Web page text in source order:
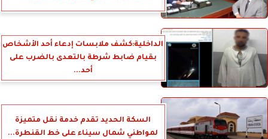
الداخلية:كشف ملابسات إدعاء أحد الأشخاص
بقيام ضابط شرطة بالتعدى بالضرب على
أحد...
السكة الحديد تقدم خدمة نقل متميزة
لمواطني شمال سيناء على خط القنطرة...